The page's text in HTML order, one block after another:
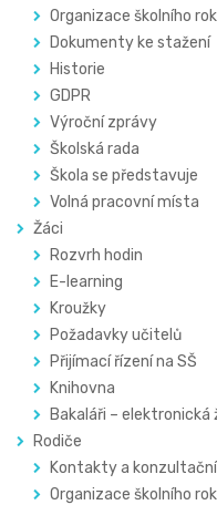
Organizace školního
Dokumenty ke stažení
Historie
GDPR
Výroční zprávy
Školská rada
Škola se představuje
Volná pracovní místa
Žáci
Rozvrh hodin
E-learning
Kroužky
Požadavky učitelů
Přijímací řízení na SŠ
Knihovna
Bakaláři – elektronická
Rodiče
Kontakty a
Organizace školního